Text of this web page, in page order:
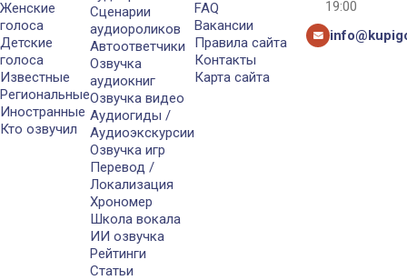
Женские
голоса
Детские
голоса
Известные
Региональные
Иностранные
Кто озвучил
Сценарии
аудиороликов
Автоответчики
Озвучка
аудиокниг
Озвучка видео
Аудиогиды /
Аудиоэкскурсии
Озвучка игр
Перевод /
Локализация
Хрономер
Школа вокала
ИИ озвучка
Рейтинги
Статьи
FAQ
Вакансии
Правила сайта
Контакты
Карта сайта
19:00